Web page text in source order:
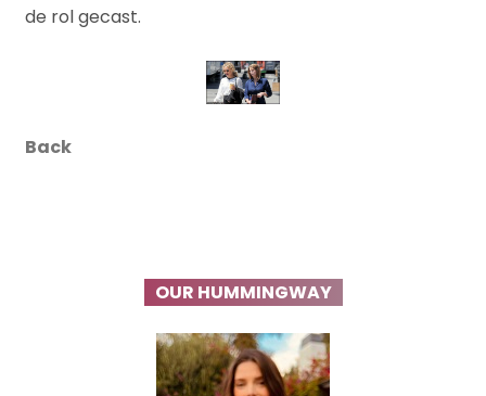
de rol gecast.
Back
OUR HUMMINGWAY